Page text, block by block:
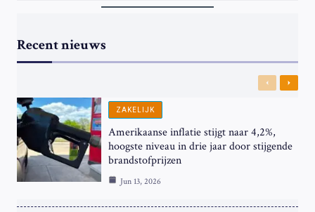
Recent nieuws
Previous
Next
ZAKELIJK
Amerikaanse inflatie stijgt naar 4,2%,
hoogste niveau in drie jaar door stijgende
brandstofprijzen
Jun 13, 2026